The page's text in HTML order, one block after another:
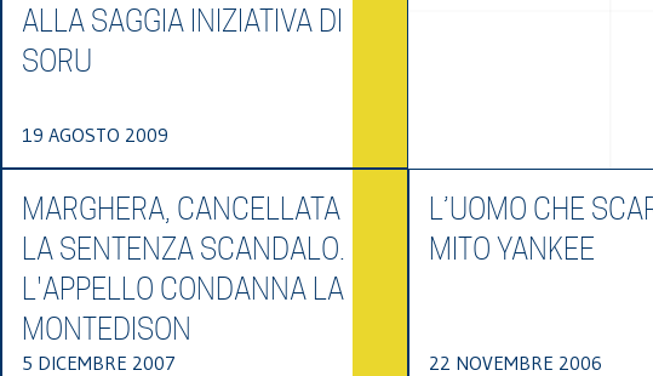
ALLA SAGGIA INIZIATIVA DI
SORU
19 AGOSTO 2009
MARGHERA, CANCELLATA
LA SENTENZA SCANDALO.
L'APPELLO CONDANNA LA
MONTEDISON
5 DICEMBRE 2007
L’UOMO CHE
MITO YANKEE
22 NOVEMBRE 2006